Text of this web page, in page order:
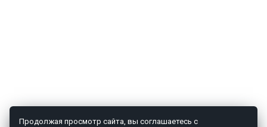
Продолжая просмотр сайта, вы соглашаетесь с